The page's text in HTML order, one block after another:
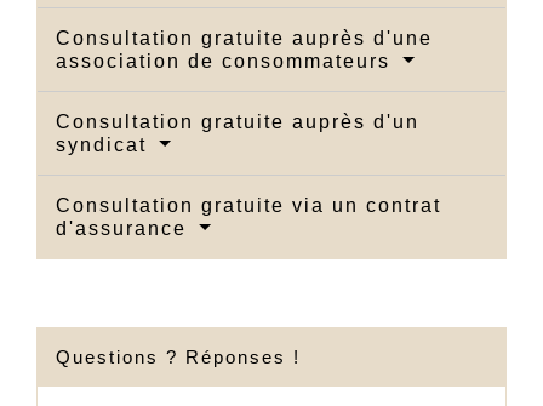
Consultation gratuite auprès d'une
association de consommateurs
Consultation gratuite auprès d'un
syndicat
Consultation gratuite via un contrat
d'assurance
Questions ? Réponses !